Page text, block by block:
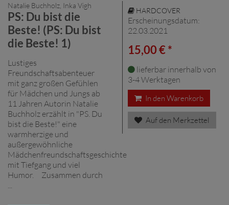
Natalie Buchholz, Inka Vigh
PS: Du bist die
Beste! (PS: Du bist
die Beste! 1)
Lustiges
Freundschaftsabenteuer
mit ganz großen Gefühlen
für Mädchen und Jungs ab
11 Jahren Autorin Natalie
Buchholz erzählt in "PS. Du
bist die Beste!" eine
warmherzige und
außergewöhnliche
Mädchenfreundschaftsgeschichte
mit Tiefgang und viel
Humor. Zusammen durch
HARDCOVER
Erscheinungsdatum:
22.03.2021
15,00 € *
lieferbar innerhalb von
3-4 Werktagen
In den Warenkorb
Auf den Merkzettel